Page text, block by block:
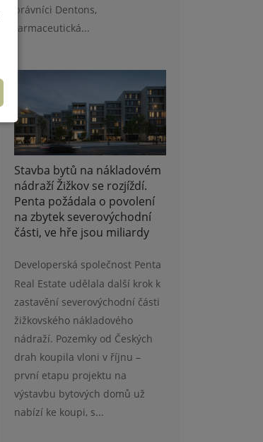
právníci Dentons,
farmaceutická...
Stavba bytů na nákladovém
nádraží Žižkov se rozjíždí.
Penta požádala o povolení
na zbytek severovýchodní
části, ve hře jsou miliardy
Developerská společnost Penta
Real Estate udělala další krok k
zastavění severovýchodní části
žižkovského nákladového
nádraží. Pozemky od Českých
drah koupila vloni v říjnu –
první etapu projektu na
výstavbu bytových domů už
nabízí ke koupi, s...